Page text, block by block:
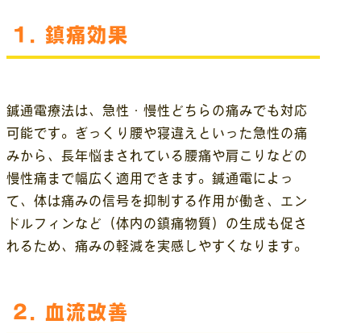
1. 鎮痛効果
鍼通電療法は、急性・慢性どちらの痛みでも対応
可能です。ぎっくり腰や寝違えといった急性の痛
みから、長年悩まされている腰痛や肩こりなどの
慢性痛まで幅広く適用できます。鍼通電によっ
て、体は痛みの信号を抑制する作用が働き、エン
ドルフィンなど（体内の鎮痛物質）の生成も促さ
れるため、痛みの軽減を実感しやすくなります。
2. 血流改善